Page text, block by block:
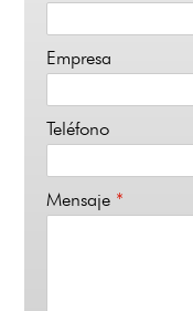
Empresa
Teléfono
Mensaje *